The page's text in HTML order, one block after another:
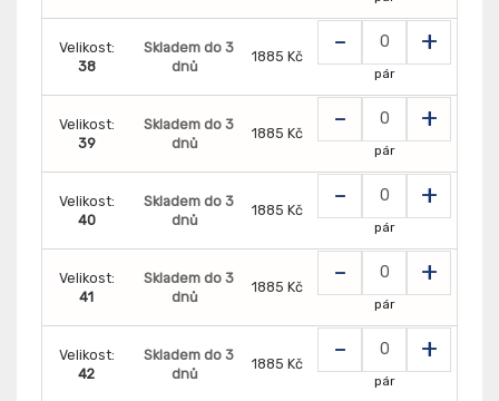
Velikost:
38
Skladem do 3
dnů
1885 Kč - +
pár
Velikost:
39
Skladem do 3
dnů
1885 Kč - +
pár
Velikost:
40
Skladem do 3
dnů
1885 Kč - +
pár
Velikost:
41
Skladem do 3
dnů
1885 Kč - +
pár
Velikost:
42
Skladem do 3
dnů
1885 Kč - +
pár